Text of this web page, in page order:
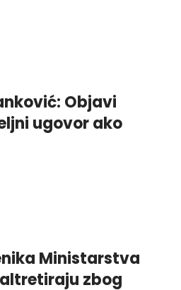
Objavi
ugovor ako
Ministarstva
zbog